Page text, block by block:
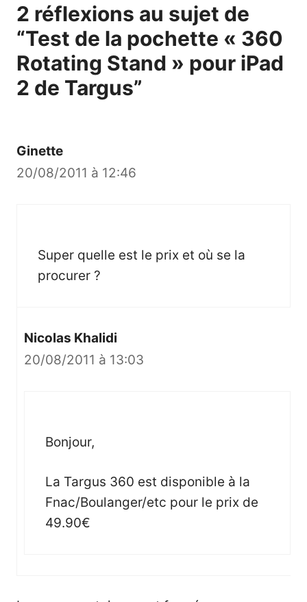
2 réflexions au sujet de
“Test de la pochette « 360
Rotating Stand » pour iPad
2 de Targus”
Ginette
20/08/2011 à 12:46
Super quelle est le prix et où se la
procurer ?
Nicolas Khalidi
20/08/2011 à 13:03
Bonjour,
La Targus 360 est disponible à la
Fnac/Boulanger/etc pour le prix de
49.90€